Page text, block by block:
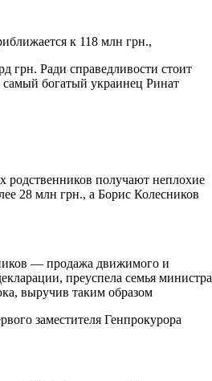
к 118 млн грн.,
грн. Ради справедливости стоит
самый богатый украинец Ринат
родственников получают неплохие
28 млн грн., а Борис Колесников
— продажа движимого и
преуспела семья министра
выручив таким образом
заместителя Генпрокурора